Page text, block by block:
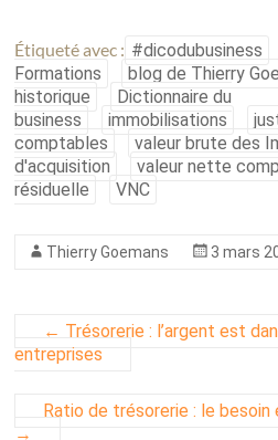
Étiqueté avec : #dicodubusiness
Formations
blog de Thierry
historique
Dictionnaire du
business
immobilisations
comptables
valeur brute des
d'acquisition
valeur nette
résiduelle
VNC
Thierry Goemans 3 mars
← Trésorerie : l’argent est
entreprises
Ratio de trésorerie : le
→